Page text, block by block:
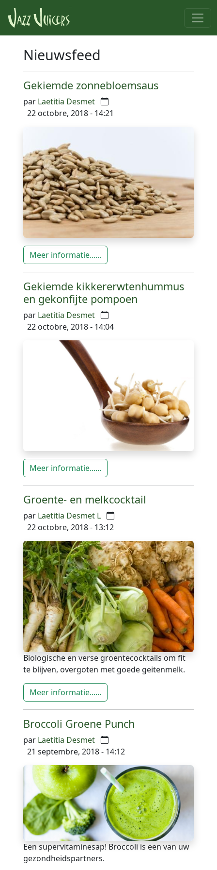
Nieuwsfeed
Gekiemde zonnebloemsaus
par Laetitia Desmet
22 octobre, 2018 - 14:21
Meer informatie......
Gekiemde kikkererwtenhummus
en gekonfijte pompoen
par Laetitia Desmet
22 octobre, 2018 - 14:04
Meer informatie......
Groente- en melkcocktail
par Laetitia Desmet L
22 octobre, 2018 - 13:12
Biologische en verse groentecocktails om fit
te blijven, overgoten met goede geitenmelk.
Meer informatie......
Broccoli Groene Punch
par Laetitia Desmet
21 septembre, 2018 - 14:12
Een supervitaminesap! Broccoli is een van uw
gezondheidspartners.